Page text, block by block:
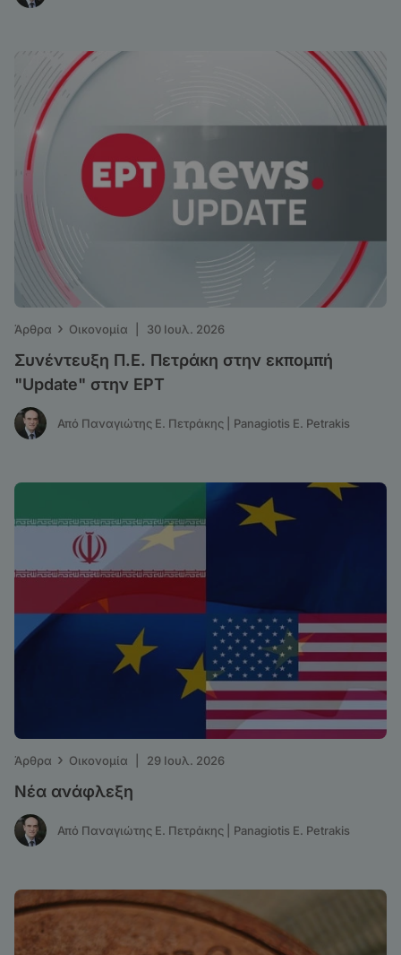
Άρθρα › Οικονομία 30 Ιουλ. 2026
Συνέντευξη Π.Ε. Πετράκη στην εκπομπή
"Update" στην ΕΡΤ
Από Παναγιώτης Ε. Πετράκης | Panagiotis E. Petrakis
Άρθρα › Οικονομία 29 Ιουλ. 2026
Νέα ανάφλεξη
Από Παναγιώτης Ε. Πετράκης | Panagiotis E. Petrakis